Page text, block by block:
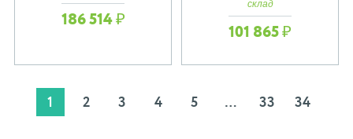
186 514 ₽
склад
101 865 ₽
1 2 3 4 5 … 33 34